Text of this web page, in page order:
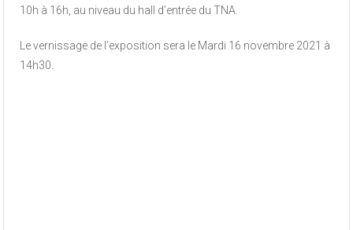
10h à 16h, au niveau du hall d’entrée du TNA.
Le vernissage de l’exposition sera le Mardi 16 novembre 2021 à
14h30.